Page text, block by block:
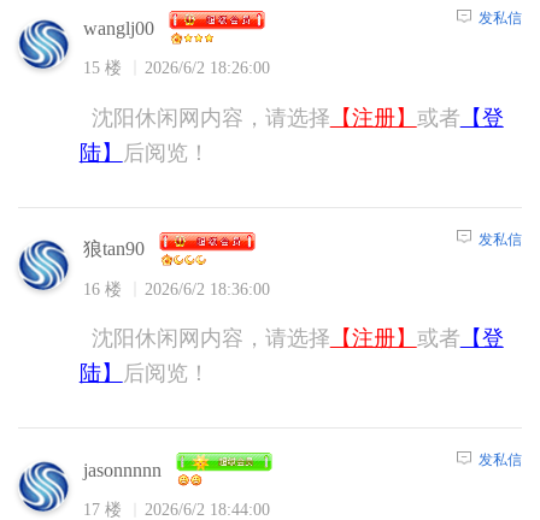
wanglj00
15 楼 2026/6/2 18:26:00
发私信
沈阳休闲网内容，请选择 【注册】 或者 【登
陆】
后阅览！
狼tan90
16 楼 2026/6/2 18:36:00
发私信
沈阳休闲网内容，请选择 【注册】 或者 【登
陆】
后阅览！
jasonnnnn
17 楼 2026/6/2 18:44:00
发私信